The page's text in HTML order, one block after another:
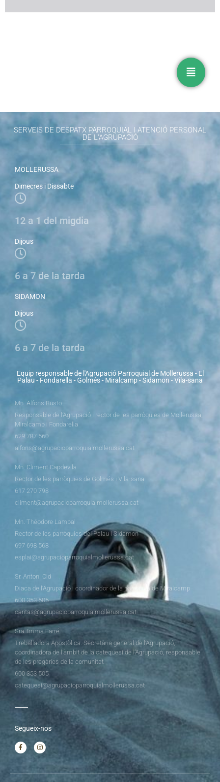
SERVEIS DE DESPATX PARROQUIAL I ATENCIÓ PERSONAL
DE L'AGRUPACIÓ
MOLLERUSSA
Dimecres i Dissabte
12 a 1 del migdia
Dijous
6 a 7 de la tarda
SIDAMON
Dijous
6 a 7 de la tarda
Equip responsable de l'Agrupació Parroquial de Mollerussa - El
Palau - Fondarella - Golmés - Miralcamp - Sidamon - Vila-sana
Mn. Alfons Busto
Responsable de l’Agrupació i rector de les parròquies de Mollerussa,
Miralcamp i Fondarella
629 787 560
alfons@agrupacioparroquialmollerussa.cat
Mn. Climent Capdevila
Rector de les parròquies de Golmés i Vila-sana
617 270 798
climent@agrupacioparroquialmollerussa.cat
Mn. Théodore Lambal
Rector de les parròquies del Palau i Sidamon
697 698 568
esplai@agrupacioparroquialmollerussa.cat
Sr. Antoni Cid
Diaca de l’Agrupació i coordinador de la parròquia de Miralcamp
600 353 505
caritas@agrupacioparroquialmollerussa.cat
Sra. Imma Farré
Treballadora Apostòlica. Secretària general de l’Agrupació,
coordinadora de l’àmbit de la catequesi de l’Agrupació, responsable
de les pregàries de la comunitat
600 353 505
catequesi@agrupacioparroquialmollerussa.cat
Segueix-nos